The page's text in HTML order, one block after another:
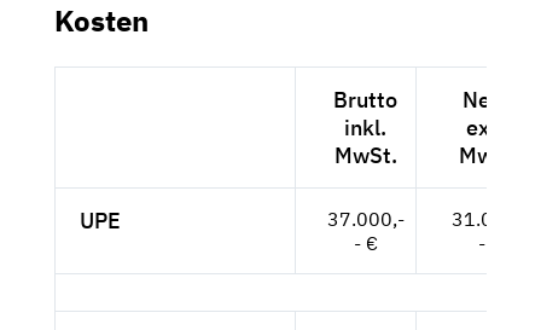
Kosten
Brutto
inkl.
MwSt.
Netto
exkl.
MwSt.
UPE
37.000,-
- €
31.092,-
- €